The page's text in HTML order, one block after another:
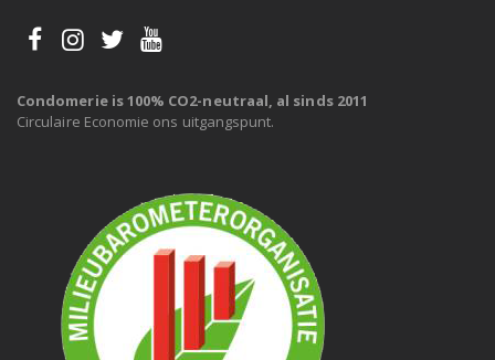
Condomerie is 100% CO2-neutraal, al sinds 2011
Circulaire Economie ons uitgangspunt.